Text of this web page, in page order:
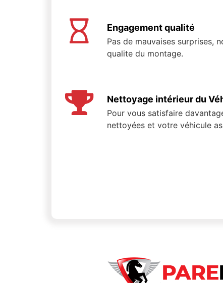
Engagement qualité
Pas de mauvaises surprises,
qualite du montage.
Nettoyage intérieur du
Pour vous satisfaire
nettoyées et votre véhicule